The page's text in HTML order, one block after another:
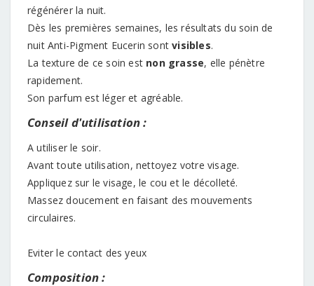
régénérer la nuit.
Dès les premières semaines, les résultats du soin de
nuit Anti-Pigment Eucerin sontvisibles.
La texture de ce soin est non grasse, elle pénètre
rapidement.
Son parfum est léger et agréable.
Conseil d'utilisation :
A utiliser le soir.
Avant toute utilisation, nettoyez votre visage.
Appliquez sur le visage, le cou et le décolleté.
Massez doucement en faisant des mouvements
circulaires.
Eviter le contact des yeux
Composition :